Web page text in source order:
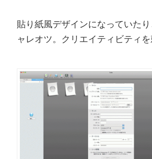
貼り紙風デザインになっていた
ャレオツ。クリエイティビティを